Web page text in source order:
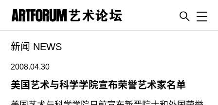
artguide
新闻
展评
杂志
新闻 NEWS
2008.04.30
美国艺术与科学学院宣布荣誉艺术家名单